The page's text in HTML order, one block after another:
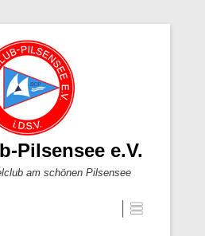
Pilsensee e.V.
am schönen Pilsensee